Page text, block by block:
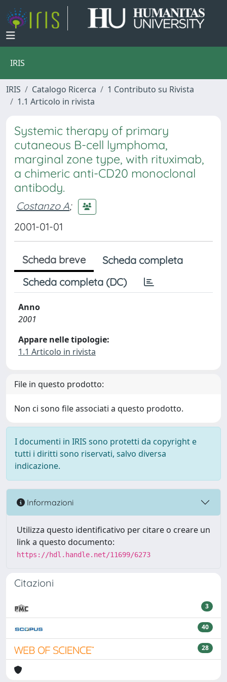
IRIS
IRIS Catalogo Ricerca
1 Contributo su Rivista
1.1 Articolo in rivista
Systemic therapy of primary
cutaneous B-cell lymphoma,
marginal zone type, with rituximab,
a chimeric anti-CD20 monoclonal
antibody.
Costanzo A;
2001-01-01
Scheda breve
Scheda completa
Scheda completa (DC)
Anno
2001
Appare nelle tipologie:
1.1 Articolo in rivista
File in questo prodotto:
Non ci sono file associati a questo prodotto.
I documenti in IRIS sono protetti da copyright e
tutti i diritti sono riservati, salvo diversa
indicazione.
Informazioni
Utilizza questo identificativo per citare o creare un
link a questo documento:
https://hdl.handle.net/11699/6273
Citazioni
3
40
28